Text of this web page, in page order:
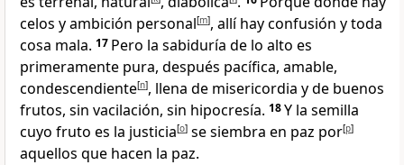
celos y ambición personal[m], allí hay confusión y toda
cosa mala. 17 Pero la sabiduría de lo alto es
primeramente pura, después pacífica, amable,
condescendiente[n], llena de misericordia y de buenos
frutos, sin vacilación, sin hipocresía. 18Y la semilla
cuyo fruto es la justicia[o] se siembra en paz por[p]
aquellos que hacen la paz.